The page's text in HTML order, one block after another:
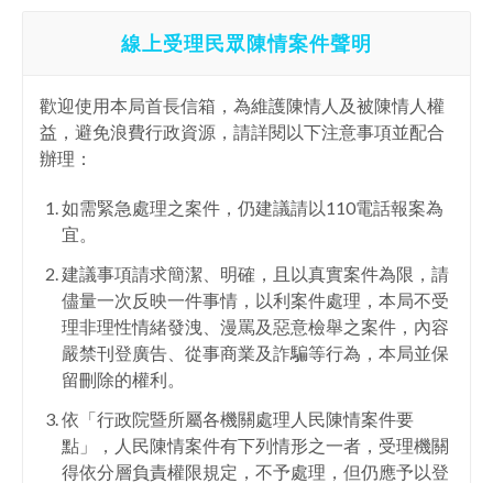
享
至
線上受理民眾陳情案件聲明
歡迎使用本局首長信箱，為維護陳情人及被陳情人權
益，避免浪費行政資源，請詳閱以下注意事項並配合
辦理：
如需緊急處理之案件，仍建議請以110電話報案為
宜。
建議事項請求簡潔、明確，且以真實案件為限，請
儘量一次反映一件事情，以利案件處理，本局不受
理非理性情緒發洩、漫罵及惡意檢舉之案件，內容
嚴禁刊登廣告、從事商業及詐騙等行為，本局並保
留刪除的權利。
依「行政院暨所屬各機關處理人民陳情案件要
點」，人民陳情案件有下列情形之一者，受理機關
得依分層負責權限規定，不予處理，但仍應予以登